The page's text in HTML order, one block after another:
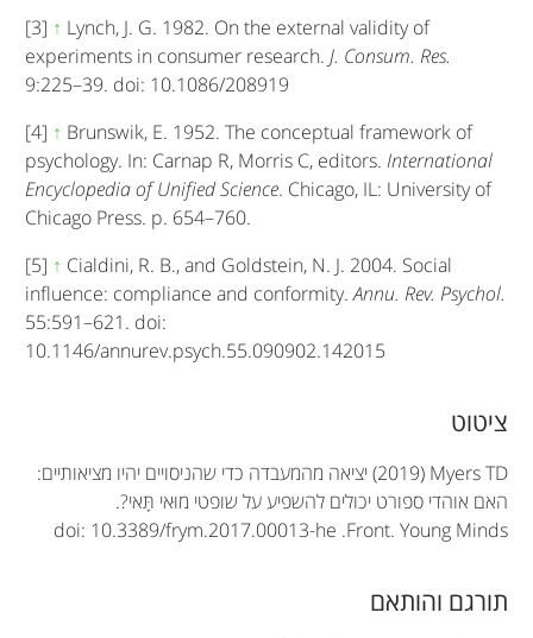
[3] ↑ Lynch, J. G. 1982. On the external validity of
experiments in consumer research.J. Consum. Res.
9:225–39. doi: 10.1086/208919
[4] ↑ Brunswik, E. 1952. The conceptual framework of
psychology. In: Carnap R, Morris C, editors.International
Encyclopedia of Unified Science. Chicago, IL: University of
Chicago Press. p. 654–760.
[5] ↑ Cialdini, R. B., and Goldstein, N. J. 2004. Social
influence: compliance and conformity.Annu. Rev. Psychol.
55:591–621. doi:
10.1146/annurev.psych.55.090902.142015
A
r
t
i
c
ציטוט
(2019) Myers TDיציאה מהמעבדה כדי שהניסויים יהיו מציאותיים:
האם אוהדי ספורט יכולים להשפיע על שופטי מוּאי תָּאי?.
Front. Young Minds
.
doi: 10.3389/frym.2017.00013-he
תורגם והותאם